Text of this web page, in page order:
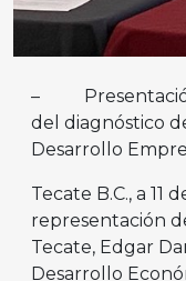
– Presentación
del diagnóstico
Desarrollo
Tecate B.C., a 11
representación
Tecate, Edgar
Desarrollo